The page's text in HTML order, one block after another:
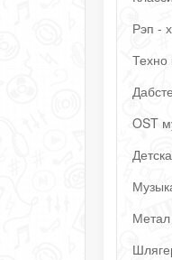
Рэп -
Техно
OST